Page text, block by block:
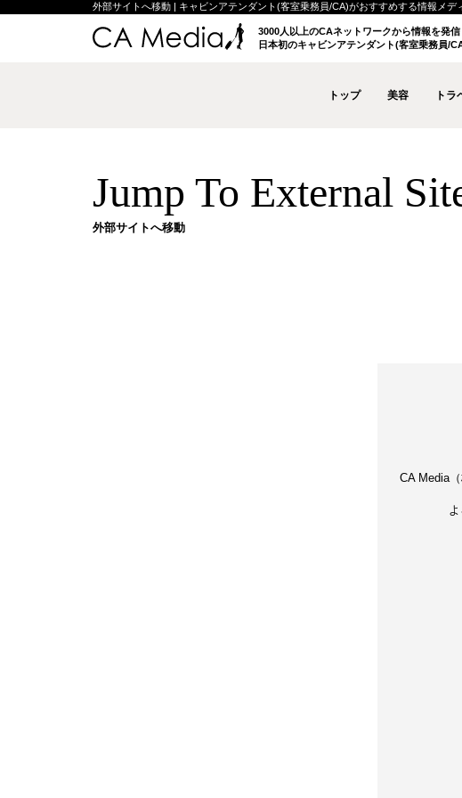
外部サイトへ移動 | キャビンアテンダント(客室乗務員/CA)がおすすめする情報メデ
3000人以上のCAネットワークから情報を発信
日本初のキャビンアテンダント(客室乗務員/
トップ 美容 トラ
Jump To External
外部サイトへ移動
CA Media